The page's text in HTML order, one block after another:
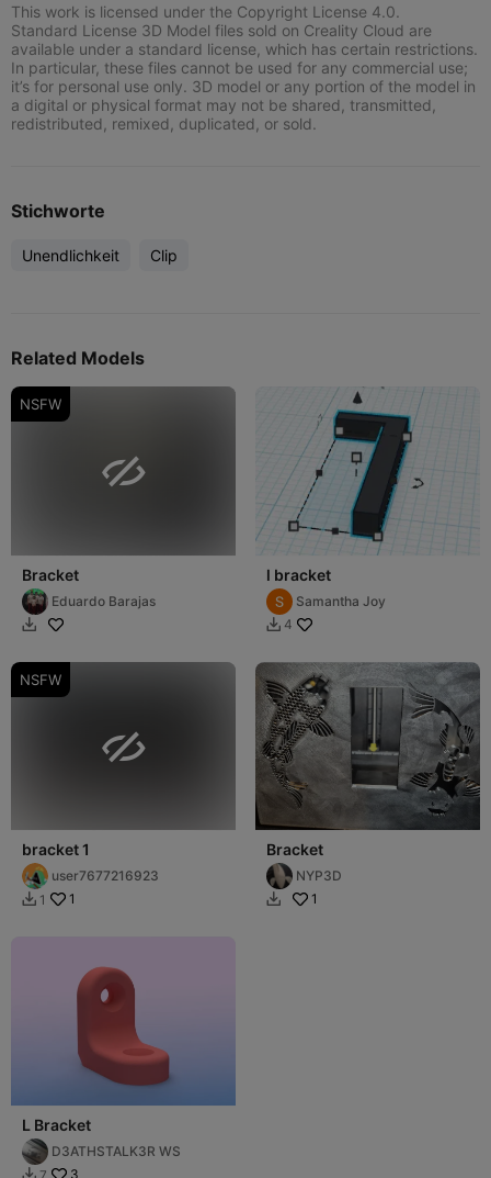
This work is licensed under the Copyright License 4.0.
Standard License 3D Model files sold on Creality Cloud are
available under a standard license, which has certain restrictions.
In particular, these files cannot be used for any commercial use;
it’s for personal use only. 3D model or any portion of the model in
a digital or physical format may not be shared, transmitted,
redistributed, remixed, duplicated, or sold.
Stichworte
Unendlichkeit Clip
Related Models
NSFW

Bracket
Eduardo Barajas

l bracket
Samantha Joy
 4
NSFW

bracket 1
user7677216923
 1 1
Bracket
NYP3D
 1
L Bracket
D3ATHSTALK3R WS
 3